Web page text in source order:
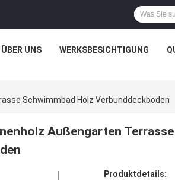
ÜBER UNS WERKSBESICHTIGUNG
Schwimmbad Holz Verbunddeckboden
Außengarten
Produktdetails: